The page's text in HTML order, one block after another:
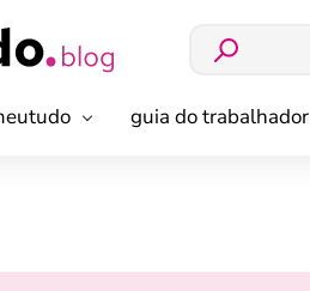
guia do trabalhador